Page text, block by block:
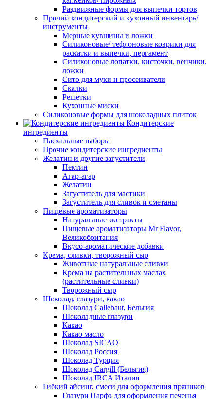
Раздвижные формы для выпечки тортов
Прочий кондитерский и кухонный инвентарь/
инструменты
Мерные кувшины и ложки
Силиконовые/ тефлоновые коврики для
раскатки и выпечки, пергамент
Силиконовые лопатки, кисточки, венчики,
ложки
Сито для муки и просеиватели
Скалки
Решетки
Кухонные миски
Силиконовые формы для шоколадных плиток
Кондитерские
ингредиенты
Пасхальные наборы
Прочие кондитерские ингредиенты
Желатин и другие загустители
Пектин
Агар-агар
Желатин
Загуститель для мастики
Загуститель для сливок и сметаны
Пищевые ароматизаторы
Натуральные экстракты
Пищевые ароматизаторы Mr Flavor,
Великобритания
Вкусо-ароматические добавки
Крема, сливки, творожный сыр
Животные натуральные сливки
Крема на растительных маслах
(растительные сливки)
Творожный сыр
Шоколад, глазури, какао
Шоколад Callebaut, Бельгия
Шоколадные глазури
Какао
Какао масло
Шоколад SICAO
Шоколад Россия
Шоколад Турция
Шоколад Cargill (Бельгия)
Шоколад IRCA Италия
Гибкий айсинг, смеси для оформления пряников
Глазури Парфэ для оформления печенья